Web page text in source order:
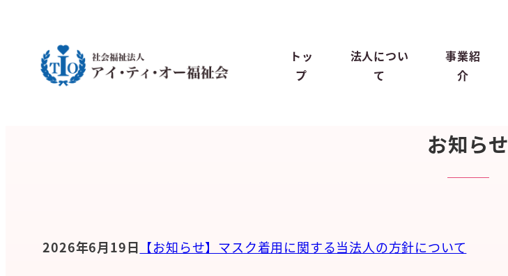
トッ
プ
法人につい
て
事業紹
介
お知らせ
2026年6月19日 【お知らせ】マスク着用に関する当法人の方針について